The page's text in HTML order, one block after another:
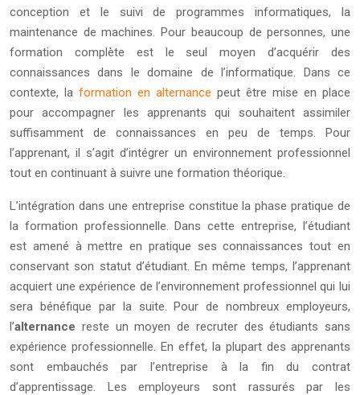
conception et le suivi de programmes informatiques, la
maintenance de machines. Pour beaucoup de personnes, une
formation complète est le seul moyen d’acquérir des
connaissances dans le domaine de l’informatique. Dans ce
contexte, la formation en alternance peut être mise en place
pour accompagner les apprenants qui souhaitent assimiler
suffisamment de connaissances en peu de temps. Pour
l’apprenant, il s’agit d’intégrer un environnement professionnel
tout en continuant à suivre une formation théorique.
L’intégration dans une entreprise constitue la phase pratique de
la formation professionnelle. Dans cette entreprise, l’étudiant
est amené à mettre en pratique ses connaissances tout en
conservant son statut d’étudiant. En même temps, l’apprenant
acquiert une expérience de l’environnement professionnel qui lui
sera bénéfique par la suite. Pour de nombreux employeurs,
l’alternance reste un moyen de recruter des étudiants sans
expérience professionnelle. En effet, la plupart des apprenants
sont embauchés par l’entreprise à la fin du contrat
d’apprentissage. Les employeurs sont rassurés par les